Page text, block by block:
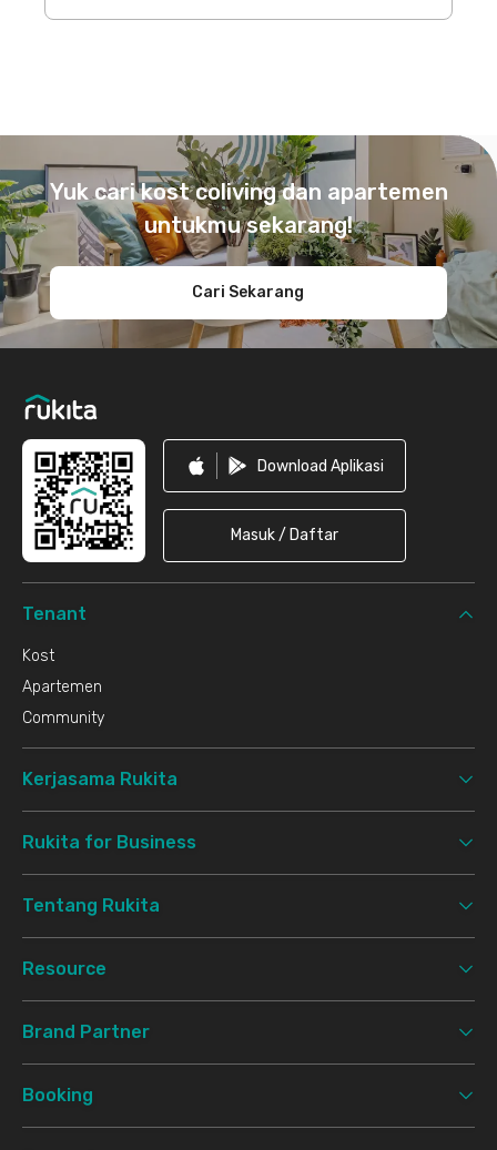
Yuk cari kost coliving dan apartemen
untukmu sekarang!
Cari Sekarang
Download Aplikasi
Masuk / Daftar
Tenant
Kost
Apartemen
Community
Kerjasama Rukita
Rukita for Business
Tentang Rukita
Resource
Brand Partner
Booking